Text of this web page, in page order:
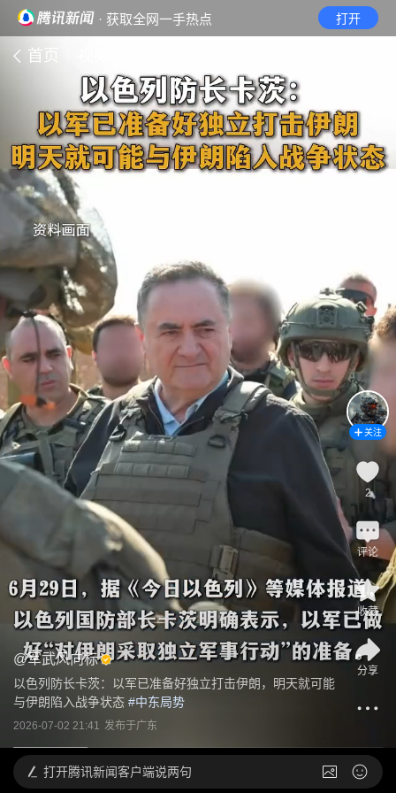
· 获取全网一手热点 打开
首页
@军武风向标
以色列防长卡茨：以军已准备好独立打击伊朗，明天就可能
与伊朗陷入战争状态 #中东局势
2026-07-02 21:41 发布于广东
关注
2
评论
收藏
分享
打开腾讯新闻客户端说两句